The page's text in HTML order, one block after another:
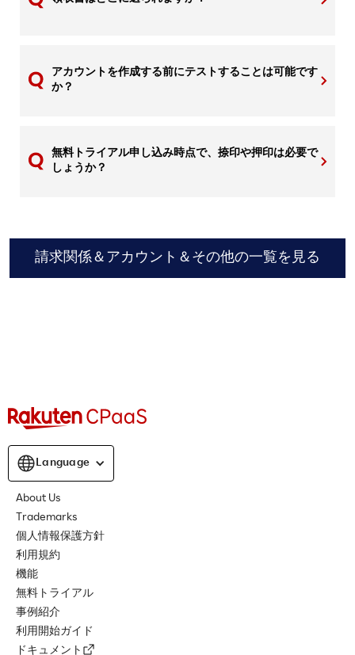
アカウントを作成する前にテストすることは可能です
か？
無料トライアル申し込み時点で、捺印や押印は必要で
しょうか？
請求関係＆アカウント＆その他の一覧を見る
Language
About Us
Trademarks
個人情報保護方針
利用規約
機能
無料トライアル
事例紹介
利用開始ガイド
ドキュメント